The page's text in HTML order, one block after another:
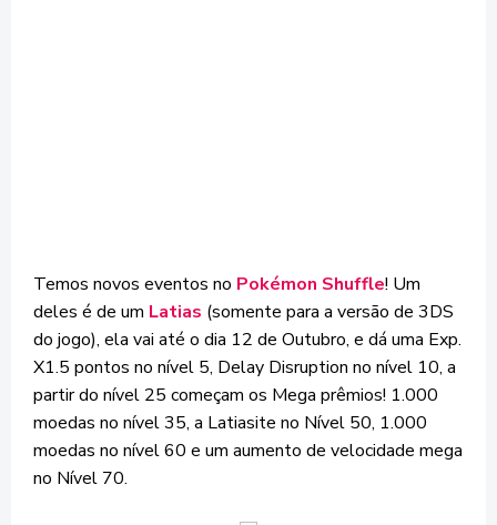
Temos novos eventos no Pokémon Shuffle! Um
deles é de um Latias (somente para a versão de 3DS
do jogo), ela vai até o dia 12 de Outubro, e dá uma Exp.
X1.5 pontos no nível 5, Delay Disruption no nível 10, a
partir do nível 25 começam os Mega prêmios! 1.000
moedas no nível 35, a Latiasite no Nível 50, 1.000
moedas no nível 60 e um aumento de velocidade mega
no Nível 70.